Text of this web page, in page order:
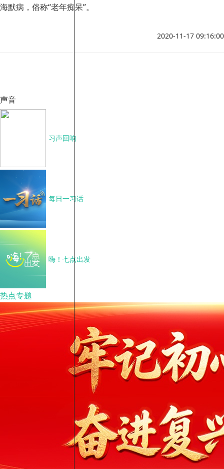
海默病，俗称“老年痴呆”。
2020-11-17 09:16:00
声音
习声回响
每日一习话
嗨！七点出发
热点专题